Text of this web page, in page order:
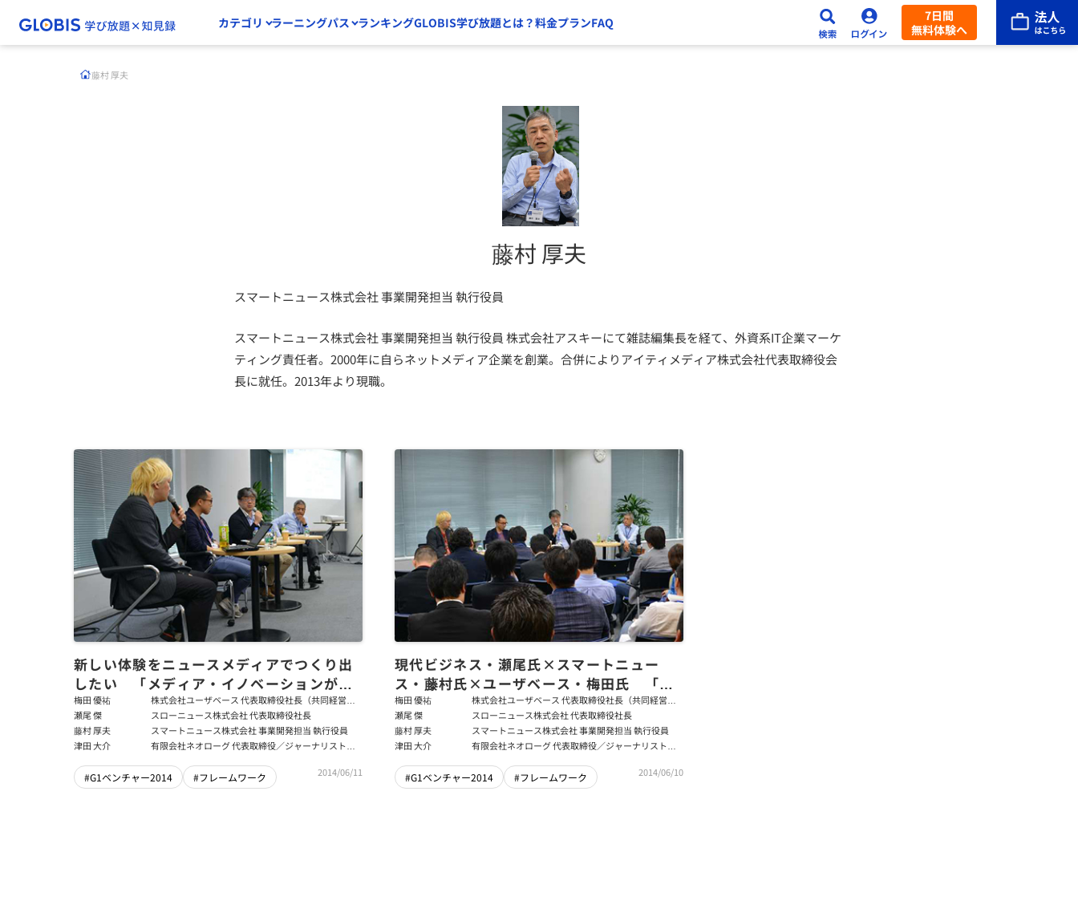
カテゴリ ラーニングパス ランキングGLOBIS学び放題とは？料金プランFAQ
7日間
無料体験へ
藤村 厚夫
藤村 厚夫
スマートニュース株式会社 事業開発担当 執行役員
スマートニュース株式会社 事業開発担当 執行役員 株式会社アスキーにて雑誌編集長を経て、外資系IT企業マーケ
ティング責任者。2000年に自らネットメディア企業を創業。合併によりアイティメディア株式会社代表取締役会
長に就任。2013年より現職。
新しい体験をニュースメディアでつくり出
したい 「メディア・イノベーションがも
たらす社会」後編
梅田 優祐
株式会社ユーザベース 代表取締役社長（共同経営
者）
瀬尾 傑
スローニュース株式会社 代表取締役社長
藤村 厚夫
スマートニュース株式会社 事業開発担当 執行役員
津田 大介
有限会社ネオローグ 代表取締役／ジャーナリスト／
#G1ベンチャー2014 #フレームワーク 2014/06/11
現代ビジネス・瀬尾氏×スマートニュー
ス・藤村氏×ユーザベース・梅田氏 「メ
ディア・イノベーションがもたらす社会」
前編
梅田 優祐
株式会社ユーザベース 代表取締役社長（共同経営
者）
瀬尾 傑
スローニュース株式会社 代表取締役社長
藤村 厚夫
スマートニュース株式会社 事業開発担当 執行役員
津田 大介
有限会社ネオローグ 代表取締役／ジャーナリスト／
#G1ベンチャー2014 #フレームワーク 2014/06/10